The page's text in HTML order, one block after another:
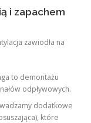
i zapachem
zawiodła na
to demontażu
odpływowych.
dodatkowe
które